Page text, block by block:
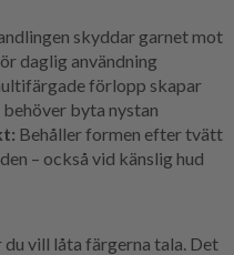
skyddar garnet mot
daglig användning
förlopp skapar
byta nystan
Behåller formen efter tvätt
– också vid känslig hud
vill låta färgerna tala. Det